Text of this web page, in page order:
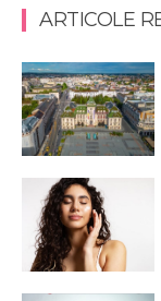
ARTICOLE